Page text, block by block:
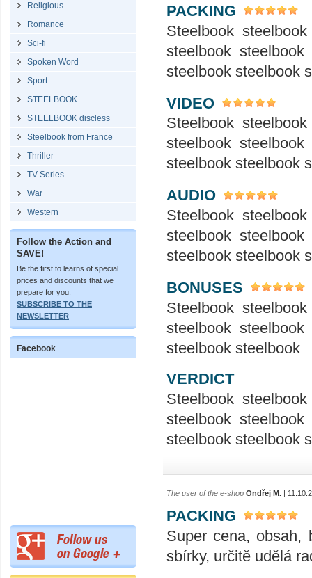
Religious
Romance
Sci-fi
Spoken Word
Sport
STEELBOOK
STEELBOOK discless
Steelbook from France
Thriller
TV Series
War
Western
Follow the Action and
SAVE!
Be the first to learns of special
prices and discounts that we
prepare for you.
SUBSCRIBE TO THE
NEWSLETTER
Facebook
PACKING
Steelbook
steelbook
steelbook steelbook
VIDEO
Steelbook
steelbook
steelbook steelbook
AUDIO
Steelbook
steelbook
steelbook steelbook
BONUSES
Steelbook
steelbook
steelbook steelbook
VERDICT
Steelbook
steelbook
steelbook steelbook
The user of the e-shop Ondřej M. |
PACKING
Super cena, obsah,
sbírky, určitě udělá